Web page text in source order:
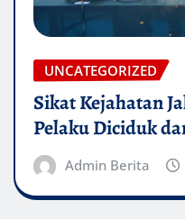
UNCATEGORIZED
Sikat Kejahatan
Pelaku Diciduk
Admin Berita